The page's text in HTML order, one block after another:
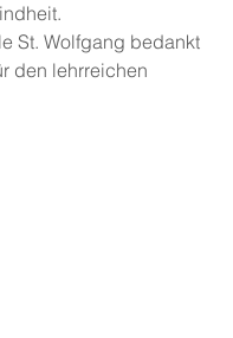
St. Wolfgang bedankt
den lehrreichen